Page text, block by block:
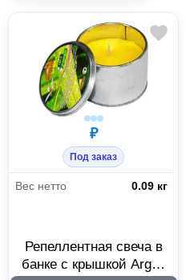
₽
Под заказ
Вес нетто 0.09 кг
Репеллентная свеча в
банке с крышкой Argus